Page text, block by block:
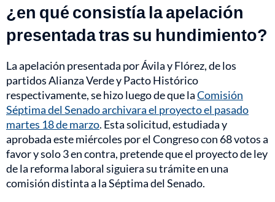
¿en qué consistía la apelación
presentada tras su hundimiento?
La apelación presentada por Ávila y Flórez, de los
partidos Alianza Verde y Pacto Histórico
respectivamente, se hizo luego de que laComisión
Séptima del Senado archivara el proyecto el pasado
martes 18 de marzo. Esta solicitud, estudiada y
aprobada este miércoles por el Congreso con 68 votos a
favor y solo 3 en contra, pretende que el proyecto de ley
de la reforma laboral siguiera su trámite en una
comisión distinta a la Séptima del Senado.